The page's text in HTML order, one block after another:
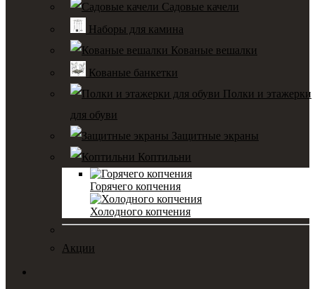
Садовые качели
Наборы для камина
Кованые вешалки
Кованые банкетки
Полки и этажерки
для обуви
Защитные экраны
Коптильни
Горячего копчения
Холодного копчения
Акции